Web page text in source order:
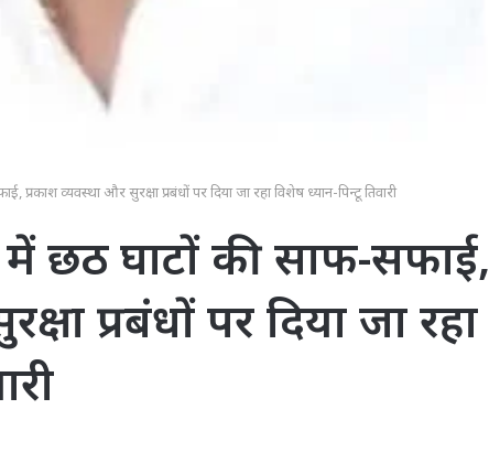
प्रकाश व्यवस्था और सुरक्षा प्रबंधों पर दिया जा रहा विशेष ध्यान-पिन्टू तिवारी
छठ घाटों की साफ-सफाई,
प्रबंधों पर दिया जा रहा